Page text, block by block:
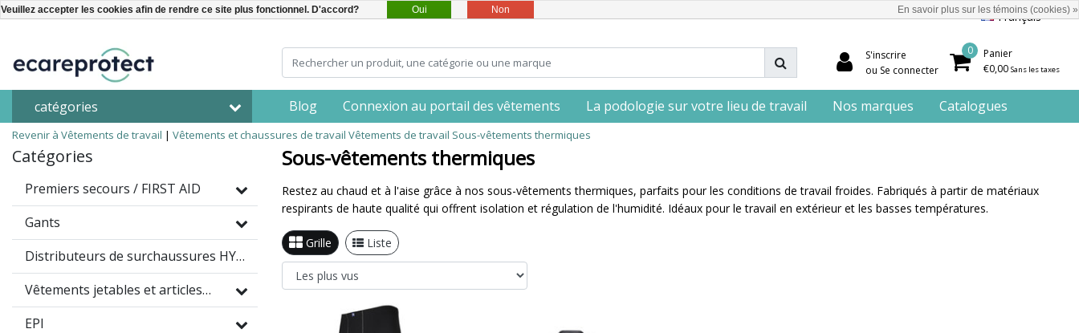
Français
S'inscrire
ou Se connecter
0
Panier
€0,00 Sans les taxes
catégories Blog Connexion au portail des vêtements La podologie sur votre lieu de travail Nos marques Catalogues
Revenir à Vêtements de travail | Vêtements et chaussures de travail Vêtements de travail Sous-vêtements thermiques
Catégories
Premiers secours / FIRST AID
Gants
Distributeurs de surchaussures HYGOMAT
Vêtements jetables et articles à usage unique
EPI
Sous-vêtements thermiques
Restez au chaud et à l'aise grâce à nos sous-vêtements thermiques, parfaits pour les conditions de travail froides. Fabriqués à partir de matériaux
respirants de haute qualité qui offrent isolation et régulation de l'humidité. Idéaux pour le travail en extérieur et les basses températures.
Grille Liste
Veuillez accepter les cookies afin de rendre ce site plus fonctionnel. D'accord? Oui Non En savoir plus sur les témoins (cookies) »